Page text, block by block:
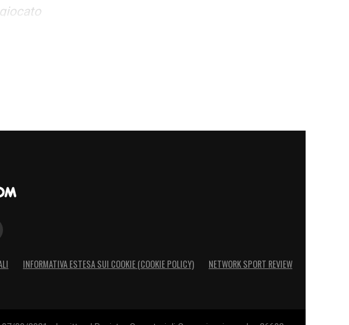
mister e
INFORMATIVA ESTESA SUI COOKIE (COOKIE POLICY) NETWORK SPORT REVIEW